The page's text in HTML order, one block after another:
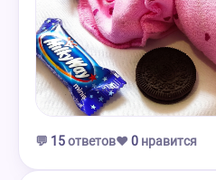
💬 15ответов❤️ 0 нравится